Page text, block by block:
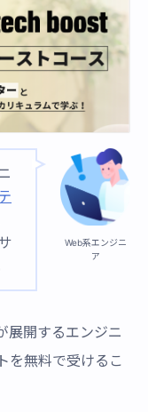
Web系エンジニ
ア
展開するエンジニ
を無料で受けるこ